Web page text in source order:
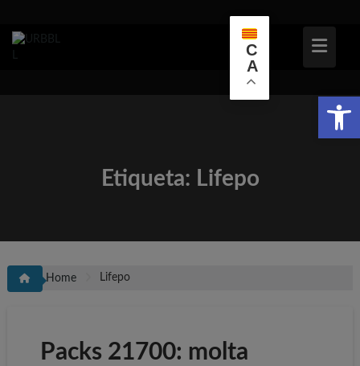
content
Etiqueta: Lifepo
Home Lifepo
Packs 21700: molta
C
A